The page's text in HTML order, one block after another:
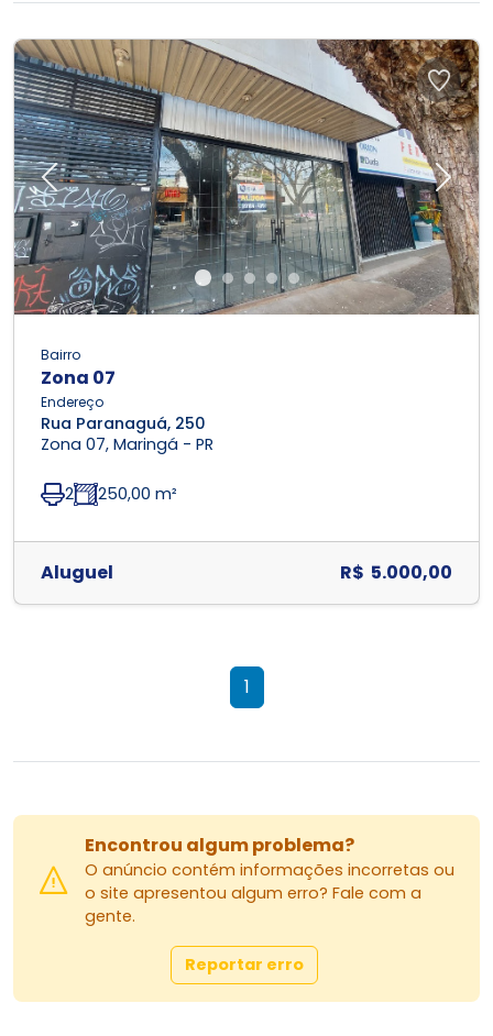
Previous Next
Bairro
Zona 07
Endereço
Rua Paranaguá, 250
Zona 07, Maringá - PR
2 250,00 m²
Aluguel R$ 5.000,00
1
Encontrou algum problema?
O anúncio contém informações incorretas ou
o site apresentou algum erro? Fale com a
gente.
Reportar erro